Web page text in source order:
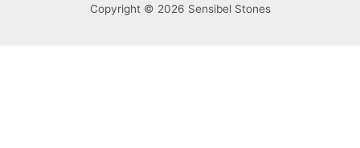
Copyright © 2026 Sensibel Stones